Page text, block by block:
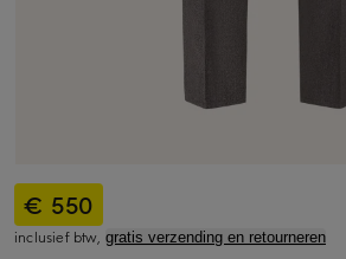
€ 550
inclusief btw, gratis verzending en retourneren